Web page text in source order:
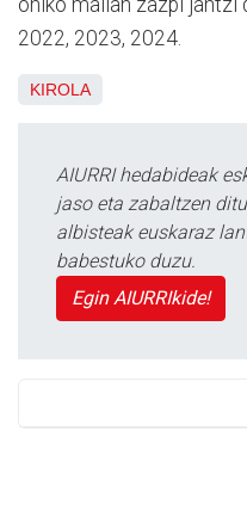
2022, 2023, 2024.
KIROLA
AIURRI hedabideak
jaso eta zabaltzen
albisteak euskaraz
babestuko duzu.
Egin AIURRIkide!